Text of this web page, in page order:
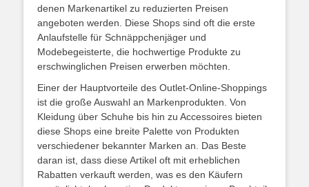
denen Markenartikel zu reduzierten Preisen
angeboten werden. Diese Shops sind oft die erste
Anlaufstelle für Schnäppchenjäger und
Modebegeisterte, die hochwertige Produkte zu
erschwinglichen Preisen erwerben möchten.
Einer der Hauptvorteile des Outlet-Online-Shoppings
ist die große Auswahl an Markenprodukten. Von
Kleidung über Schuhe bis hin zu Accessoires bieten
diese Shops eine breite Palette von Produkten
verschiedener bekannter Marken an. Das Beste
daran ist, dass diese Artikel oft mit erheblichen
Rabatten verkauft werden, was es den Käufern